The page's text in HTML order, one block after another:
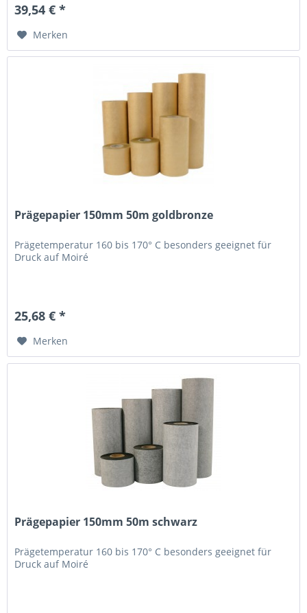
39,54 € *
Merken
Prägepapier 150mm 50m goldbronze
Prägetemperatur 160 bis 170° C besonders geeignet für
Druck auf Moiré
25,68 € *
Merken
Prägepapier 150mm 50m schwarz
Prägetemperatur 160 bis 170° C besonders geeignet für
Druck auf Moiré